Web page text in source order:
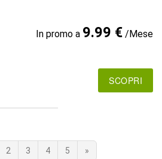
In promo a 9.99 €/Mese
SCOPRI
2 3 4 5 »